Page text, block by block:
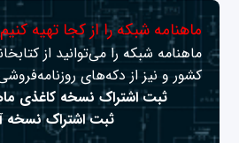
ماهنامه شبکه را از کجا تهیه
ماهنامه شبکه را می‌توانید از
کشور و نیز از دکه‌های
ثبت اشتراک نسخه کاغذی
ثبت اشتراک نسخه